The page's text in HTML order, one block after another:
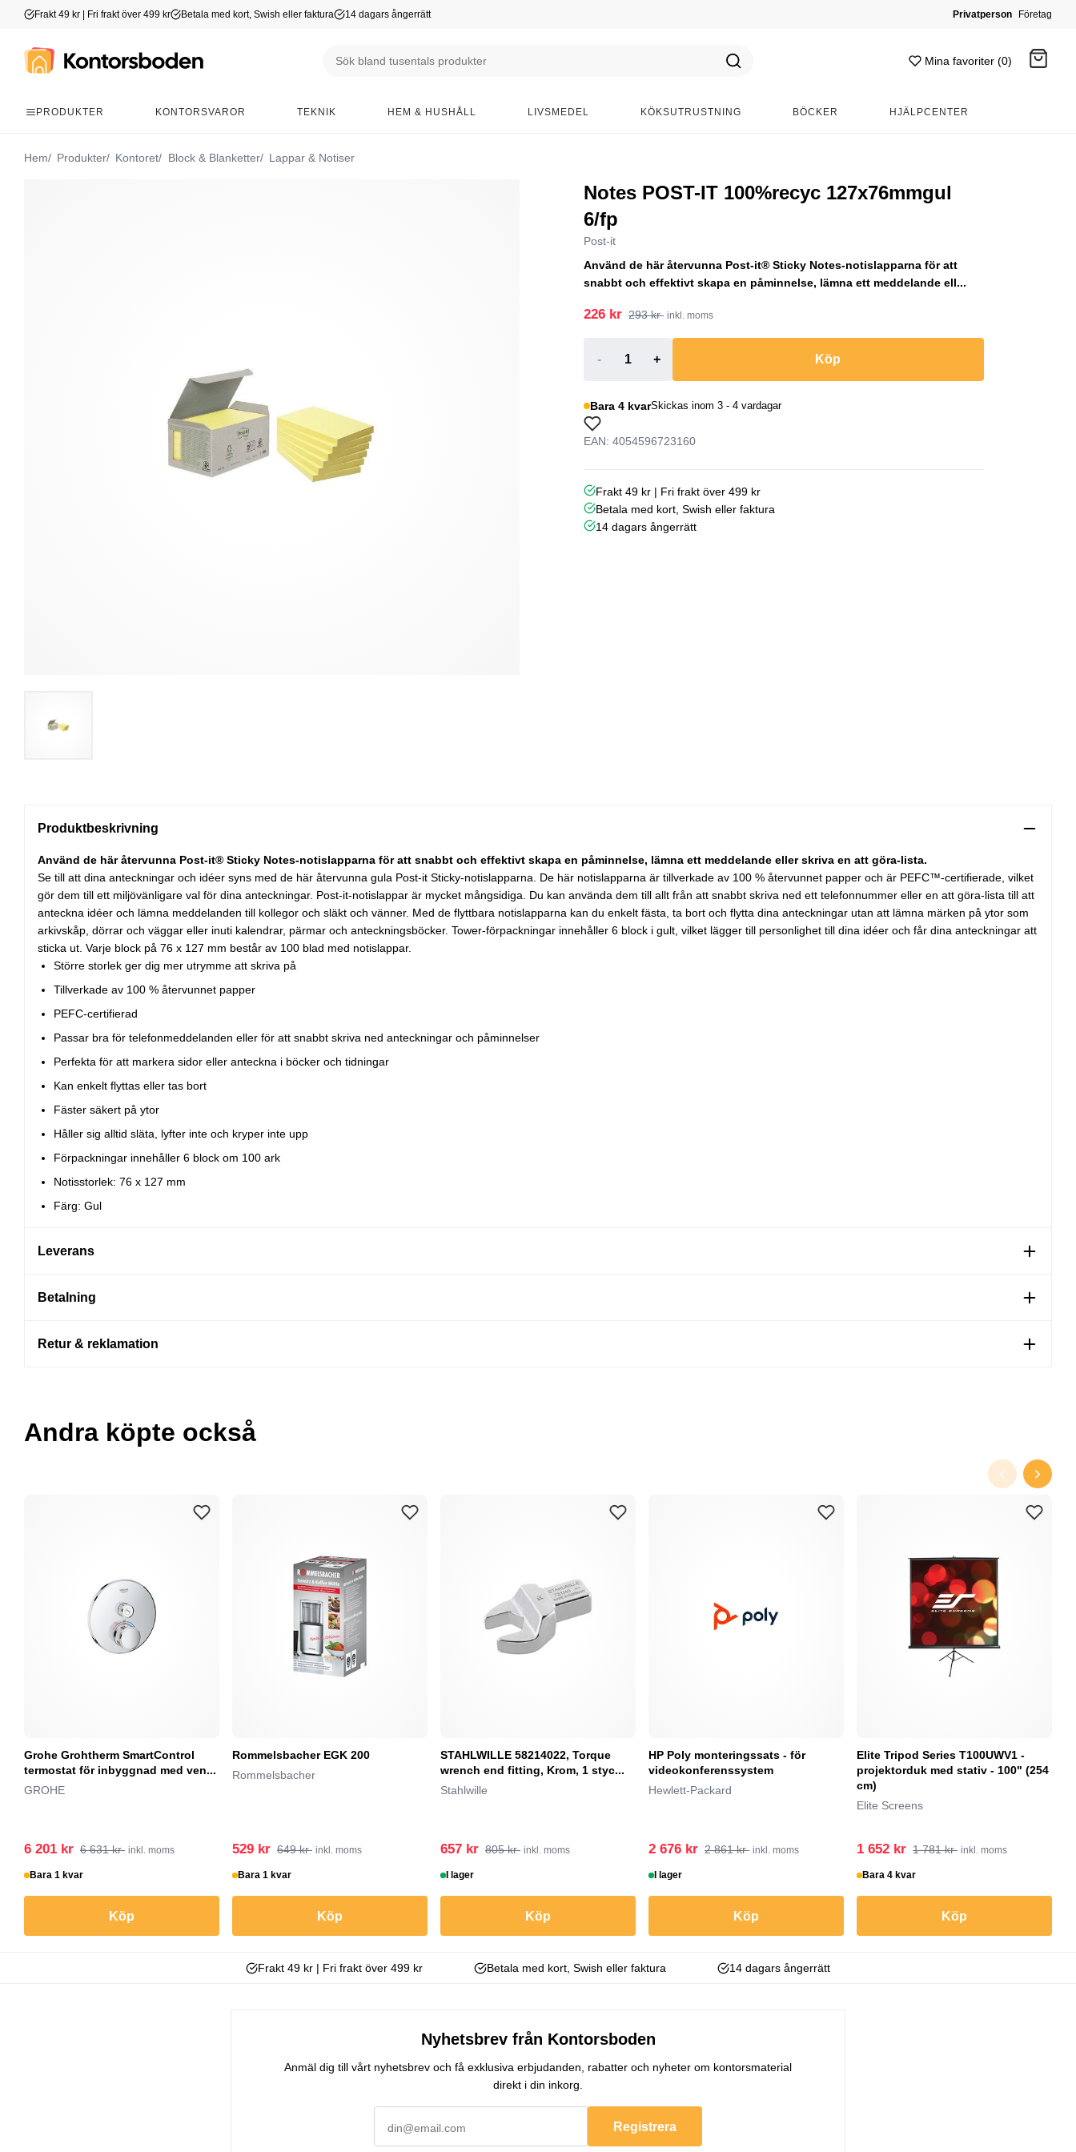
Frakt 49 kr | Fri frakt över 499 kr Betala med kort, Swish eller faktura 14 dagars ångerrätt Privatperson Företag
Mina favoriter (0)
PRODUKTER KONTORSVAROR TEKNIK HEM & HUSHÅLL LIVSMEDEL KÖKSUTRUSTNING BÖCKER HJÄLPCENTER
Hem Produkter Kontoret Block & Blanketter Lappar & Notiser
Notes POST-IT 100%recyc 127x76mmgul
6/fp
Post-it
Använd de här återvunna Post-it® Sticky Notes-notislapparna för att
snabbt och effektivt skapa en påminnelse, lämna ett meddelande ell...
226 kr 293 kr inkl. moms
- + Köp
Bara 4 kvarSkickas inom 3 - 4 vardagar
EAN: 4054596723160
Frakt 49 kr | Fri frakt över 499 kr
Betala med kort, Swish eller faktura
14 dagars ångerrätt
Produktbeskrivning
Använd de här återvunna Post-it® Sticky Notes-notislapparna för att snabbt och effektivt skapa en påminnelse, lämna ett meddelande eller skriva en att göra-lista.
Se till att dina anteckningar och idéer syns med de här återvunna gula Post-it Sticky-notislapparna. De här notislapparna är tillverkade av 100 % återvunnet papper och är PEFC™-certifierade, vilket
gör dem till ett miljövänligare val för dina anteckningar. Post-it-notislappar är mycket mångsidiga. Du kan använda dem till allt från att snabbt skriva ned ett telefonnummer eller en att göra-lista till att
anteckna idéer och lämna meddelanden till kollegor och släkt och vänner. Med de flyttbara notislapparna kan du enkelt fästa, ta bort och flytta dina anteckningar utan att lämna märken på ytor som
arkivskåp, dörrar och väggar eller inuti kalendrar, pärmar och anteckningsböcker. Tower-förpackningar innehåller 6 block i gult, vilket lägger till personlighet till dina idéer och får dina anteckningar att
sticka ut. Varje block på 76 x 127 mm består av 100 blad med notislappar.
Större storlek ger dig mer utrymme att skriva på
Tillverkade av 100 % återvunnet papper
PEFC-certifierad
Passar bra för telefonmeddelanden eller för att snabbt skriva ned anteckningar och påminnelser
Perfekta för att markera sidor eller anteckna i böcker och tidningar
Kan enkelt flyttas eller tas bort
Fäster säkert på ytor
Håller sig alltid släta, lyfter inte och kryper inte upp
Förpackningar innehåller 6 block om 100 ark
Notisstorlek: 76 x 127 mm
Färg: Gul
Leverans
Betalning
Retur & reklamation
Andra köpte också
Grohe Grohtherm SmartControl
termostat för inbyggnad med ven...
GROHE
6 201 kr 6 631 kr inkl. moms
Bara 1 kvar
Köp
Rommelsbacher EGK 200
Rommelsbacher
529 kr 649 kr inkl. moms
Bara 1 kvar
Köp
STAHLWILLE 58214022, Torque
wrench end fitting, Krom, 1 styc...
Stahlwille
657 kr 805 kr inkl. moms
I lager
Köp
HP Poly monteringssats - för
videokonferenssystem
Hewlett-Packard
2 676 kr 2 861 kr inkl. moms
I lager
Köp
Elite Tripod Series T100UWV1 -
projektorduk med stativ - 100" (254
cm)
Elite Screens
1 652 kr 1 781 kr inkl. moms
Bara 4 kvar
Köp
Frakt 49 kr | Fri frakt över 499 kr Betala med kort, Swish eller faktura 14 dagars ångerrätt
Nyhetsbrev från Kontorsboden
Anmäl dig till vårt nyhetsbrev och få exklusiva erbjudanden, rabatter och nyheter om kontorsmaterial
direkt i din inkorg.
Registrera